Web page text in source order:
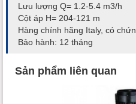
Lưu lượng Q= 1.2-5.4 m3/h
Cột áp H= 204-121 m
Hàng chính hãng Italy, có
Bảo hành: 12 tháng
Sản phẩm liên quan